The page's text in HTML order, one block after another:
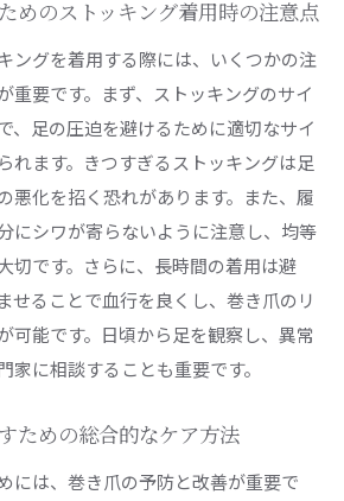
めのストッキング着用時の注意点
ングを着用する際には、いくつかの注
重要です。まず、ストッキングのサイ
、足の圧迫を避けるために適切なサイ
れます。きつすぎるストッキングは足
悪化を招く恐れがあります。また、履
にシワが寄らないように注意し、均等
切です。さらに、長時間の着用は避
せることで血行を良くし、巻き爪のリ
可能です。日頃から足を観察し、異常
家に相談することも重要です。
ための総合的なケア方法
には、巻き爪の予防と改善が重要で